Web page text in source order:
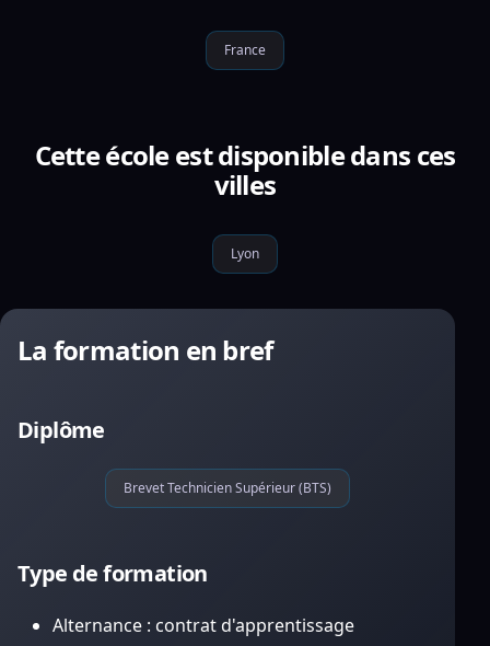
France
Cette école est disponible dans ces
villes
Lyon
La formation en bref
Diplôme
Brevet Technicien Supérieur (BTS)
Type de formation
Alternance : contrat d'apprentissage